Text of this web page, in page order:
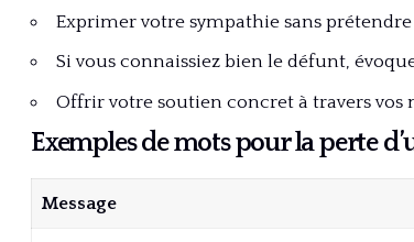
Exprimer votre sympathie sans
Si vous connaissiez bien le défunt,
Offrir votre soutien concret à travers vos
Exemples de mots pour la perte
Message